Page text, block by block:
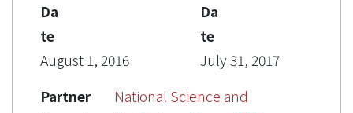
Da
te
August 1, 2016
Da
te
July 31, 2017
Partner
National Science and